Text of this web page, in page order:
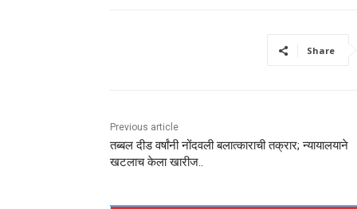
Share
Previous article
तब्बल दीड वर्षांनी नोंदवली बलात्काराची तक्रार; न्यायालयाने
खटलाच केला खारीज..